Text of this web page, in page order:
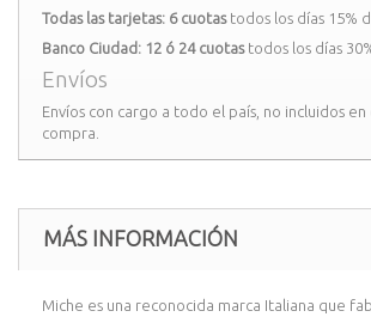
Todas las tarjetas: 6 cuotastodos los días 15%
Banco Ciudad: 12 ó 24 cuotastodos los días
Envíos
Envíos con cargo a todo el país, no incluidos
compra.
MÁS INFORMACIÓN
Miche es una reconocida marca Italiana que